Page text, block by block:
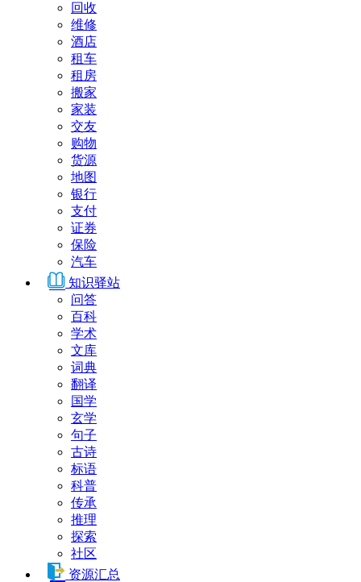
回收
维修
酒店
租车
租房
搬家
家装
交友
购物
货源
地图
银行
支付
证券
保险
汽车
知识驿站
问答
百科
学术
文库
词典
翻译
国学
玄学
句子
古诗
标语
科普
传承
推理
探索
社区
资源汇总